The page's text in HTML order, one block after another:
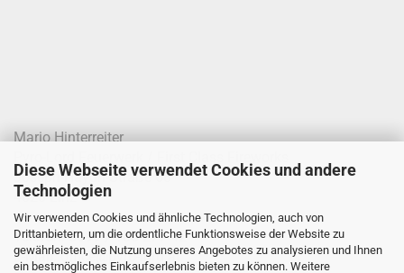
Diese Webseite verwendet Cookies und andere
Technologien
Wir verwenden Cookies und ähnliche Technologien, auch von
Drittanbietern, um die ordentliche Funktionsweise der Website zu
gewährleisten, die Nutzung unseres Angebotes zu analysieren und Ihnen
ein bestmögliches Einkaufserlebnis bieten zu können. Weitere
Mario Hinterreiter
Joseph-Haydn-Straße 68
4020 Linz
Telefon: 0699 / 100 277 42
E-Mail:office@pyro-lord.at